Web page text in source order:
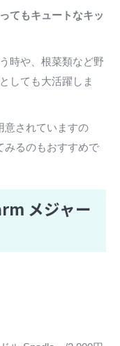
てもキュートなキッ
時や、根菜類など野
しても大活躍しま
意されていますの
みるのもおすすめで
メジャー